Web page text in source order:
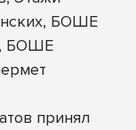
БОШЕ
БОШЕ
принял